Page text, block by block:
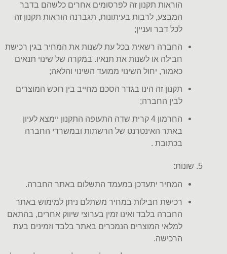
הוראות תקנון זה לפרסומים אחרים כלשהם בדבר
המבצע, לרבות בעיתונות, תגברנה הוראות תקנון זה
לכל דבר ועניין;
החברה רשאית בכל עת לשנות את המחיר בגין רכישת
חבילה או לשנות את תנאיו. במקרה של שינוי תנאים
כאמור, יחול השינוי ממועד השינוי והלאה;
תקנון זה הינו בגדר הסכם מחייב בין רוכש המוצרים
לבין החברה;
החרמון 4 קרית שדה התעופה
התקנון יימצא לעיון
באתר האינטרנט של הרשתות ובמשרדי החברה
בכתובת.
5. שונות:
המחיר יתעדכן במעמד התשלום באתר החברה.
רכישת חבילות במחיר משתלם ניתן למימוש באתר
החברה בלבד ואינו זמין בערוצי שיווק אחרים, בהתאם
למלאי המוצרים הנמכרים באתר בלבד וזמינים בעת
הרכישה.